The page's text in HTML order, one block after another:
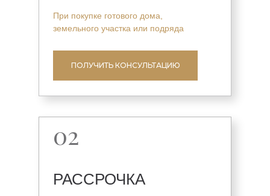
ПОЛУЧИТЬ КОНСУЛЬТАЦИЮ
При покупке готового дома,
земельного участка или подряда
02
РАССРОЧКА